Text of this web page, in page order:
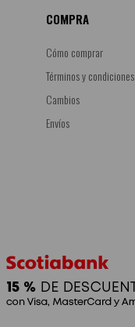
COMPRA
Cómo comprar
Términos y condiciones
Cambios
Envíos